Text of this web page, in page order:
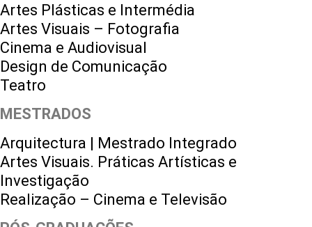
Artes Plásticas e Intermédia
Artes Visuais – Fotografia
Cinema e Audiovisual
Design de Comunicação
Teatro
MESTRADOS
Arquitectura | Mestrado Integrado
Artes Visuais. Práticas Artísticas e
Investigação
Realização – Cinema e Televisão